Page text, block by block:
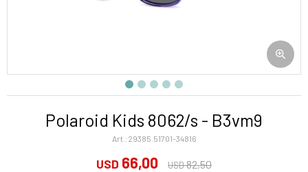
Polaroid Kids 8062/s - B3vm9
29385.51701-34816
USD 66,00 USD82,50